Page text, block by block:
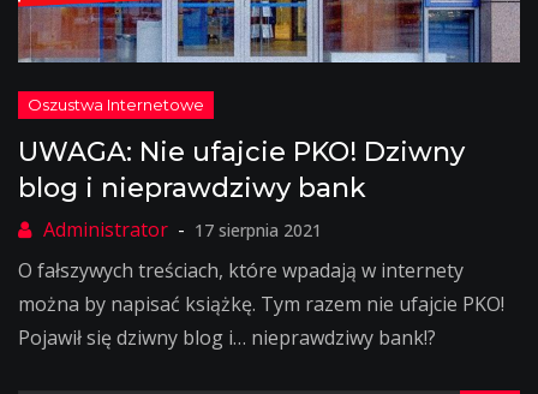
UWAGA: Nie ufajcie PKO! Dziwny
blog i nieprawdziwy bank
17 sierpnia 2021
O fałszywych treściach, które wpadają w internety
można by napisać książkę. Tym razem nie ufajcie PKO!
Pojawił się dziwny blog i… nieprawdziwy bank!?